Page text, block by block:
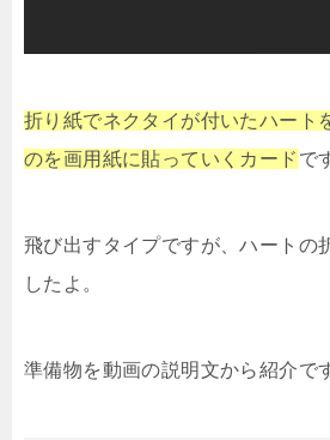
折り紙でネクタイが付いたハート
のを画用紙に貼っていくカード で
飛び出すタイプですが、ハートの
したよ。
準備物を動画の説明文から紹介で